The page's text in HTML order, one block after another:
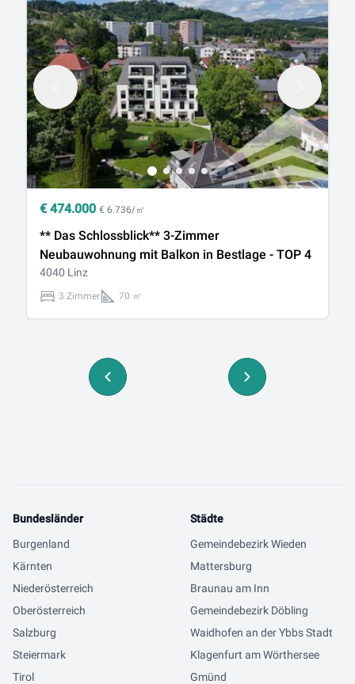
€ 474.000 € 6.736/㎡
** Das Schlossblick** 3-Zimmer
Neubauwohnung mit Balkon in Bestlage - TOP 4
4040 Linz
3 Zimmer 70 ㎡
Bundesländer
Burgenland
Kärnten
Niederösterreich
Oberösterreich
Salzburg
Steiermark
Tirol
Städte
Gemeindebezirk Wieden
Mattersburg
Braunau am Inn
Gemeindebezirk Döbling
Waidhofen an der Ybbs Stadt
Klagenfurt am Wörthersee
Gmünd